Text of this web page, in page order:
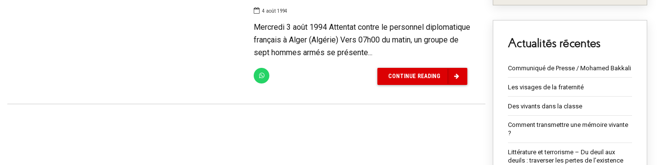
4 août 1994
Mercredi 3 août 1994 Attentat contre le personnel diplomatique
français à Alger (Algérie) Vers 07h00 du matin, un groupe de
sept hommes armés se présente...
CONTINUE READING
Actualités récentes
Communiqué de Presse / Mohamed Bakkali
Les visages de la fraternité
Des vivants dans la classe
Comment transmettre une mémoire vivante
?
Littérature et terrorisme – Du deuil aux
deuils : traverser les pertes de l’existence